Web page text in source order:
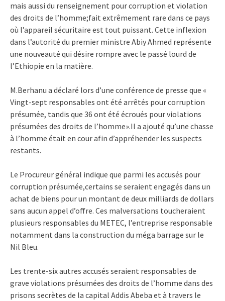
mais aussi du renseignement pour corruption et violation
des droits de l’homme;fait extrêmement rare dans ce pays
où l’appareil sécuritaire est tout puissant. Cette inflexion
dans l’autorité du premier ministre Abiy Ahmed représente
une nouveauté qui désire rompre avec le passé lourd de
l’Ethiopie en la matière.
M.Berhanu a déclaré lors d’une conférence de presse que «
Vingt-sept responsables ont été arrêtés pour corruption
présumée, tandis que 36 ont été écroués pour violations
présumées des droits de l’homme».Il a ajouté qu’une chasse
à l’homme était en cour afin d’appréhender les suspects
restants.
Le Procureur général indique que parmi les accusés pour
corruption présumée,certains se seraient engagés dans un
achat de biens pour un montant de deux milliards de dollars
sans aucun appel d’offre. Ces malversations toucheraient
plusieurs responsables du METEC, l’entreprise responsable
notamment dans la construction du méga barrage sur le
Nil Bleu.
Les trente-six autres accusés seraient responsables de
grave violations présumées des droits de l’homme dans des
prisons secrètes de la capital Addis Abeba et à travers le